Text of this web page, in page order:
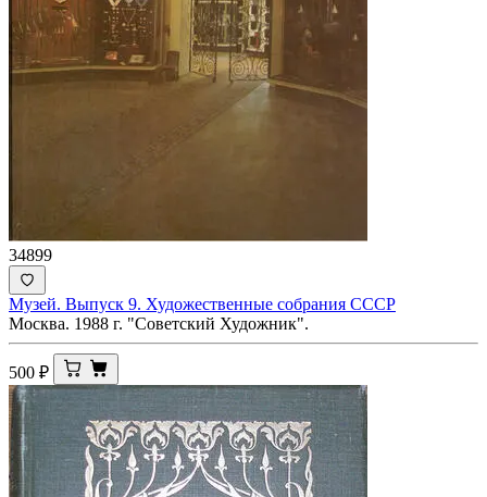
34899
Музей. Выпуск 9. Художественные собрания СССР
Москва. 1988 г. "Советский Художник".
500 ₽